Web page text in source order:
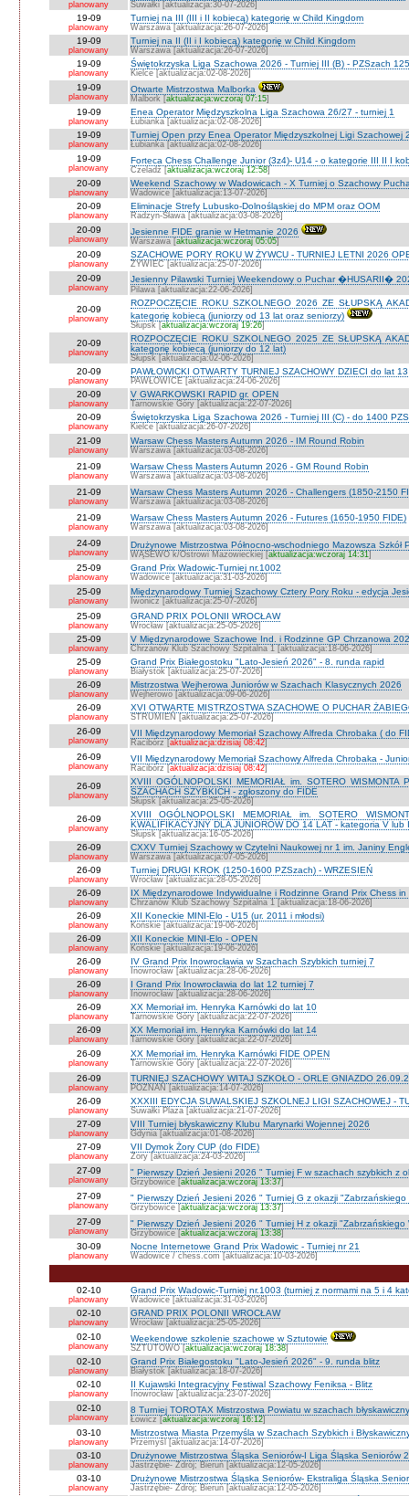
planowany Suwałki [aktualizacja:30-07-2026]
19-09
planowany
Turniej na III (III i II kobiecą) kategorię w Child Kingdom
Warszawa [aktualizacja:26-07-2026]
19-09
planowany
Turniej na II (II i I kobiecą) kategorię w Child Kingdom
Warszawa [aktualizacja:26-07-2026]
19-09
planowany
Świętokrzyska Liga Szachowa 2026 - Turniej III (B) - PZSzach
Kielce [aktualizacja:02-08-2026]
19-09
planowany
Otwarte Mistrzostwa Malborka
Malbork [aktualizacja:wczoraj 07:15]
19-09
planowany
Enea Operator Międzyszkolna Liga Szachowa 26/27 - turniej 1
Łubianka [aktualizacja:02-08-2026]
19-09
planowany
Turniej Open przy Enea Operator Międzyszkolnej Ligi Szachowej
Łubianka [aktualizacja:02-08-2026]
19-09
planowany
Forteca Chess Challenge Junior (3z4)- U14 - o kategorie III II I
Czeladź [aktualizacja:wczoraj 12:58]
20-09
planowany
Weekend Szachowy w Wadowicach - X Turniej o Szachowy
Wadowice [aktualizacja:13-07-2026]
20-09
planowany
Eliminacje Strefy Lubusko-Dolnośląskiej do MPM oraz OOM
Radzyn-Sława [aktualizacja:03-08-2026]
20-09
planowany
Jesienne FIDE granie w Hetmanie 2026
Warszawa [aktualizacja:wczoraj 05:05]
20-09
planowany
SZACHOWE PORY ROKU W ŻYWCU - TURNIEJ LETNI 2026
ŻYWIEC [aktualizacja:25-07-2026]
20-09
planowany
Jesienny Pilawski Turniej Weekendowy o Puchar �HUSARII�
Pilawa [aktualizacja:22-06-2026]
20-09
planowany
ROZPOCZĘCIE ROKU SZKOLNEGO 2026 ZE SŁUPSKĄ
kategorię kobiecą (juniorzy od 13 lat oraz seniorzy)
Słupsk [aktualizacja:wczoraj 19:26]
20-09
planowany
ROZPOCZĘCIE ROKU SZKOLNEGO 2025 ZE SŁUPSKĄ
kategorię kobiecą (juniorzy do 12 lat)
Słupsk [aktualizacja:02-06-2026]
20-09
planowany
PAWŁOWICKI OTWARTY TURNIEJ SZACHOWY DZIECI do lat
PAWŁOWICE [aktualizacja:24-06-2026]
20-09
planowany
V GWARKOWSKI RAPID gr. OPEN
Tarnowskie Góry [aktualizacja:22-07-2026]
20-09
planowany
Świętokrzyska Liga Szachowa 2026 - Turniej III (C) - do 1400
Kielce [aktualizacja:26-07-2026]
21-09
planowany
Warsaw Chess Masters Autumn 2026 - IM Round Robin
Warszawa [aktualizacja:03-08-2026]
21-09
planowany
Warsaw Chess Masters Autumn 2026 - GM Round Robin
Warszawa [aktualizacja:03-08-2026]
21-09
planowany
Warsaw Chess Masters Autumn 2026 - Challengers (1850-2150
Warszawa [aktualizacja:03-08-2026]
21-09
planowany
Warsaw Chess Masters Autumn 2026 - Futures (1650-1950 FIDE)
Warszawa [aktualizacja:03-08-2026]
24-09
planowany
Drużynowe Mistrzostwa Północno-wschodniego Mazowsza Szkół
WĄSEWO k/Ostrowi Mazowieckiej [aktualizacja:wczoraj 14:31]
25-09
planowany
Grand Prix Wadowic-Turniej nr.1002
Wadowice [aktualizacja:31-03-2026]
25-09
planowany
Międzynarodowy Turniej Szachowy Cztery Pory Roku - edycja
Iwonicz [aktualizacja:25-07-2026]
25-09
planowany
GRAND PRIX POLONII WROCŁAW
Wrocław [aktualizacja:25-05-2026]
25-09
planowany
V Międzynarodowe Szachowe Ind. i Rodzinne GP Chrzanowa
Chrzanów Klub Szachowy Szpitalna 1 [aktualizacja:18-06-2026]
25-09
planowany
Grand Prix Białegostoku "Lato-Jesień 2026" - 8. runda rapid
Białystok [aktualizacja:25-07-2026]
26-09
planowany
Mistrzostwa Wejherowa Juniorów w Szachach Klasycznych 2026
Wejherowo [aktualizacja:09-06-2026]
26-09
planowany
XVI OTWARTE MISTRZOSTWA SZACHOWE O PUCHAR
STRUMIEŃ [aktualizacja:25-07-2026]
26-09
planowany
VII Międzynarodowy Memoriał Szachowy Alfreda Chrobaka ( do
Racibórz [aktualizacja:dzisiaj 08:42]
26-09
planowany
VII Międzynarodowy Memoriał Szachowy Alfreda Chrobaka -
Racibórz [aktualizacja:dzisiaj 08:42]
26-09
planowany
XVIII OGÓLNOPOLSKI MEMORIAŁ im. SOTERO WISMONTA
SZACHACH SZYBKICH - zgłoszony do FIDE
Słupsk [aktualizacja:25-05-2026]
26-09
planowany
XVIII OGÓLNOPOLSKI MEMORIAŁ im. SOTERO
KWALIFIKACYJNY DLA JUNIORÓW DO 14 LAT - kategoria V
Słupsk [aktualizacja:16-05-2026]
26-09
planowany
CXXV Turniej Szachowy w Czytelni Naukowej nr 1 im. Janiny
Warszawa [aktualizacja:07-05-2026]
26-09
planowany
Turniej DRUGI KROK (1250-1600 PZSzach) - WRZESIEŃ
Wrocław [aktualizacja:28-05-2026]
26-09
planowany
IX Międzynarodowe Indywidualne i Rodzinne Grand Prix Chess
Chrzanów Klub Szachowy Szpitalna 1 [aktualizacja:18-06-2026]
26-09
planowany
XII Koneckie MINI-Elo - U15 (ur. 2011 i młodsi)
Końskie [aktualizacja:19-06-2026]
26-09
planowany
XII Koneckie MINI-Elo - OPEN
Końskie [aktualizacja:19-06-2026]
26-09
planowany
IV Grand Prix Inowrocławia w Szachach Szybkich turniej 7
Inowrocław [aktualizacja:28-06-2026]
26-09
planowany
I Grand Prix Inowrocławia do lat 12 turniej 7
Inowrocław [aktualizacja:28-06-2026]
26-09
planowany
XX Memoriał im. Henryka Karnówki do lat 10
Tarnowskie Góry [aktualizacja:22-07-2026]
26-09
planowany
XX Memoriał im. Henryka Karnówki do lat 14
Tarnowskie Góry [aktualizacja:22-07-2026]
26-09
planowany
XX Memoriał im. Henryka Karnówki FIDE OPEN
Tarnowskie Góry [aktualizacja:22-07-2026]
26-09
planowany
TURNIEJ SZACHOWY WITAJ SZKOŁO - ORLE GNIAZDO
POZNAŃ [aktualizacja:14-07-2026]
26-09
planowany
XXXIII EDYCJA SUWALSKIEJ SZKOLNEJ LIGI SZACHOWEJ -
Suwałki Plaza [aktualizacja:21-07-2026]
27-09
planowany
VIII Turniej błyskawiczny Klubu Marynarki Wojennej 2026
Gdynia [aktualizacja:01-08-2026]
27-09
planowany
VII Dymok Żory CUP (do FIDE)
Żory [aktualizacja:24-03-2026]
27-09
planowany
" Pierwszy Dzień Jesieni 2026 " Turniej F w szachach szybkich z
Grzybowice [aktualizacja:wczoraj 13:37]
27-09
planowany
" Pierwszy Dzień Jesieni 2026 " Turniej G z okazji "Zabrzańskiego
Grzybowice [aktualizacja:wczoraj 13:37]
27-09
planowany
" Pierwszy Dzień Jesieni 2026 " Turniej H z okazji "Zabrzańskiego
Grzybowice [aktualizacja:wczoraj 13:38]
30-09
planowany
Nocne Internetowe Grand Prix Wadowic - Turniej nr 21
Wadowice / chess.com [aktualizacja:10-03-2026]
02-10
planowany
Grand Prix Wadowic-Turniej nr.1003 (turniej z normami na 5 i 4
Wadowice [aktualizacja:31-03-2026]
02-10
planowany
GRAND PRIX POLONII WROCŁAW
Wrocław [aktualizacja:25-05-2026]
02-10
planowany
Weekendowe szkolenie szachowe w Sztutowie
SZTUTOWO [aktualizacja:wczoraj 18:38]
02-10
planowany
Grand Prix Białegostoku "Lato-Jesień 2026" - 9. runda blitz
Białystok [aktualizacja:18-07-2026]
02-10
planowany
II Kujawski Integracyjny Festiwal Szachowy Feniksa - Blitz
Inowrocław [aktualizacja:23-07-2026]
02-10
planowany
8 Turniej TOROTAX Mistrzostwa Powiatu w szachach
Łowicz [aktualizacja:wczoraj 16:12]
03-10
planowany
Mistrzostwa Miasta Przemyśla w Szachach Szybkich i
Przemyśl [aktualizacja:14-07-2026]
03-10
planowany
Drużynowe Mistrzostwa Śląska Seniorów-I Liga Śląska Seniorów
Jastrzębie- Zdrój; Bieruń [aktualizacja:12-05-2026]
03-10
planowany
Drużynowe Mistrzostwa Śląska Seniorów- Ekstraliga Śląska
Jastrzębie- Zdrój; Bieruń [aktualizacja:12-05-2026]